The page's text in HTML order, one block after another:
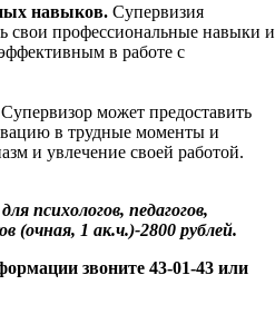
навыков. Супервизия
свои профессиональные навыки и
в работе с
Супервизор может предоставить
в трудные моменты и
и увлечение своей работой.
психологов, педагогов,
(очная, 1 ак.ч.)-2800 рублей.
звоните 43-01-43 или